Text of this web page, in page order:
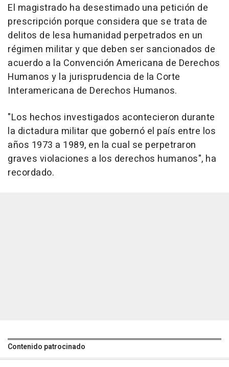
El magistrado ha desestimado una petición de
prescripción porque considera que se trata de
delitos de lesa humanidad perpetrados en un
régimen militar y que deben ser sancionados de
acuerdo a la Convención Americana de Derechos
Humanos y la jurisprudencia de la Corte
Interamericana de Derechos Humanos.
"Los hechos investigados acontecieron durante
la dictadura militar que gobernó el país entre los
años 1973 a 1989, en la cual se perpetraron
graves violaciones a los derechos humanos", ha
recordado.
Contenido patrocinado